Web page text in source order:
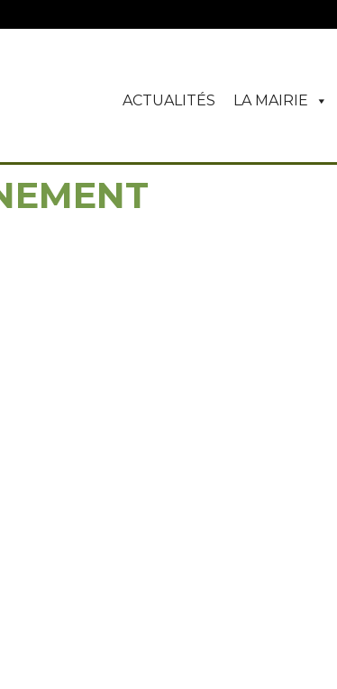
ACTUALITÉS LA MAIRIE